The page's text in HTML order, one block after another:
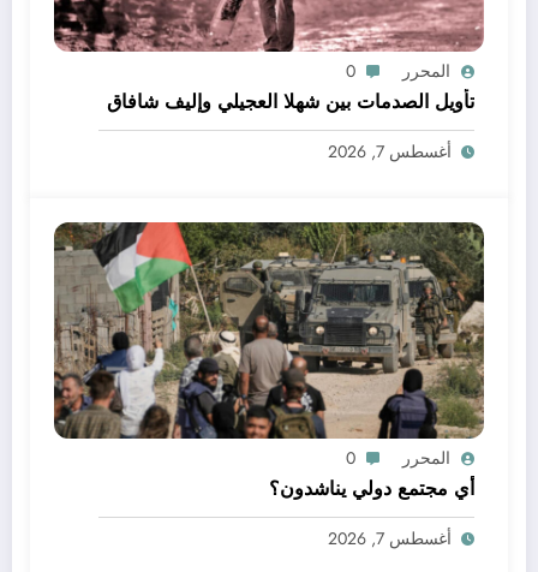
المحرر 0
تأويل الصدمات بين شهلا العجيلي وإليف شافاق
أغسطس 7, 2026
المحرر 0
أي مجتمع دولي يناشدون؟
أغسطس 7, 2026